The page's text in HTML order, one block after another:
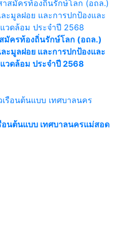
มัครท้องถิ่นรักษ์โลก (อถล.)
ะมูลฝอย และการปกป้องและ
วดล้อม ประจำปี 2568
อนต้นแบบ เทศบาลนครแม่สอด